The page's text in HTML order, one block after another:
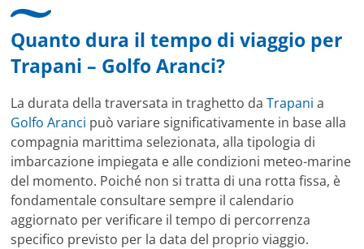
Quanto dura il tempo di viaggio per
Trapani – Golfo Aranci?
La durata della traversata in traghetto daTrapani a
Golfo Aranci può variare significativamente in base alla
compagnia marittima selezionata, alla tipologia di
imbarcazione impiegata e alle condizioni meteo-marine
del momento. Poiché non si tratta di una rotta fissa, è
fondamentale consultare sempre il calendario
aggiornato per verificare il tempo di percorrenza
specifico previsto per la data del proprio viaggio.